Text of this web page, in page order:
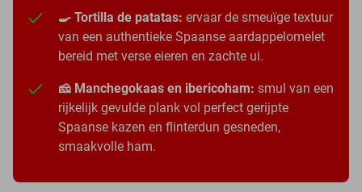
🍳 Tortilla de patatas: ervaar de smeuïge textuur
van een authentieke Spaanse aardappelomelet
bereid met verse eieren en zachte ui.
🧀 Manchegokaas en ibericoham: smul van een
rijkelijk gevulde plank vol perfect gerijpte
Spaanse kazen en flinterdun gesneden,
smaakvolle ham.